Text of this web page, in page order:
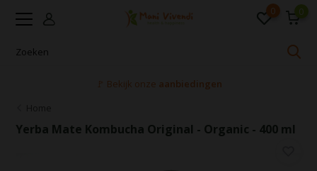
0 0
🚩 Bekijk onze aanbiedingen
Yerba Mate Kombucha Original - Organic - 400 ml